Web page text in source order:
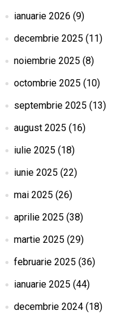
ianuarie 2026 (9)
decembrie 2025 (11)
noiembrie 2025 (8)
octombrie 2025 (10)
septembrie 2025 (13)
august 2025 (16)
iulie 2025 (18)
iunie 2025 (22)
mai 2025 (26)
aprilie 2025 (38)
martie 2025 (29)
februarie 2025 (36)
ianuarie 2025 (44)
decembrie 2024(18)